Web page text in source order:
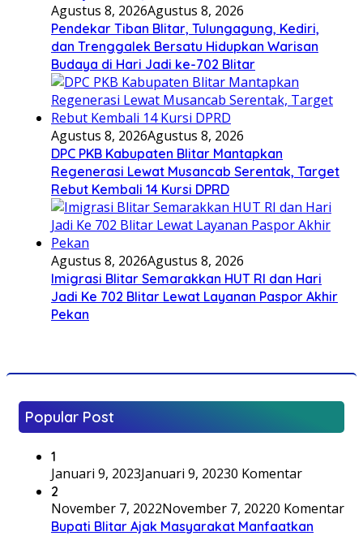
Agustus 8, 2026Agustus 8, 2026
Pendekar Tiban Blitar, Tulungagung, Kediri,
dan Trenggalek Bersatu Hidupkan Warisan
Budaya di Hari Jadi ke-702 Blitar
Agustus 8, 2026Agustus 8, 2026
DPC PKB Kabupaten Blitar Mantapkan
Regenerasi Lewat Musancab Serentak, Target
Rebut Kembali 14 Kursi DPRD
Agustus 8, 2026Agustus 8, 2026
Imigrasi Blitar Semarakkan HUT RI dan Hari
Jadi Ke 702 Blitar Lewat Layanan Paspor Akhir
Pekan
Popular Post
1
Januari 9, 2023Januari 9, 20230 Komentar
2
November 7, 2022November 7, 20220 Komentar
Bupati Blitar Ajak Masyarakat Manfaatkan